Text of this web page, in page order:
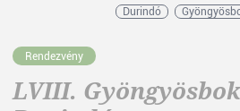
Durindó
Rendezvény
LVIII.